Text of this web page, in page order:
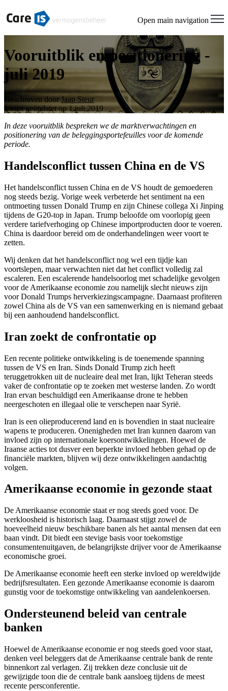
Open main navigation
Vooruitblik en positionering -
juli 2019
Geschreven doorJaap Steur
Laatst geüpdatet op 1 juli 2019
In deze vooruitblik bespreken we de marktverwachtingen en
positionering van de beleggingsportefeuilles voor de komende
periode.
Handelsconflict tussen China en de VS
Het handelsconflict tussen China en de VS houdt de gemoederen
nog steeds bezig. Vorige week verbeterde het sentiment na een
ontmoeting tussen Donald Trump en zijn Chinese collega Xi Jinping
tijdens de G20-top in Japan. Trump beloofde om voorlopig geen
verdere tariefverhoging op Chinese importproducten door te voeren.
China is daardoor bereid om de onderhandelingen weer voort te
zetten.
Wij denken dat het handelsconflict nog wel een tijdje kan
voortslepen, maar verwachten niet dat het conflict volledig zal
escaleren. Een escalerende handelsoorlog met schadelijke gevolgen
voor de Amerikaanse economie zou namelijk slecht nieuws zijn
voor Donald Trumps herverkiezingscampagne. Daarnaast profiteren
zowel China als de VS van een samenwerking en is niemand gebaat
bij een aanhoudend handelsconflict.
Iran zoekt de confrontatie op
Een recente politieke ontwikkeling is de toenemende spanning
tussen de VS en Iran. Sinds Donald Trump zich heeft
teruggetrokken uit de nucleaire deal met Iran, lijkt Teheran steeds
vaker de confrontatie op te zoeken met westerse landen. Zo wordt
Iran ervan beschuldigd een Amerikaanse drone te hebben
neergeschoten en illegaal olie te verschepen naar Syrië.
Iran is een olieproducerend land en is bovendien in staat nucleaire
wapens te produceren. Onenigheden met Iran kunnen daarom van
invloed zijn op internationale koersontwikkelingen. Hoewel de
Iraanse acties tot dusver een beperkte invloed hebben gehad op de
financiële markten, blijven wij deze ontwikkelingen aandachtig
volgen.
Amerikaanse economie in gezonde staat
De Amerikaanse economie staat er nog steeds goed voor. De
werkloosheid is historisch laag. Daarnaast stijgt zowel de
hoeveelheid nieuw beschikbare banen als het aantal mensen dat een
baan vindt. Dit biedt een stevige basis voor toekomstige
consumentenuitgaven, de belangrijkste drijver voor de Amerikaanse
economische groei.
De Amerikaanse economie heeft een sterke invloed op wereldwijde
bedrijfsresultaten. Een gezonde Amerikaanse economie is daarom
gunstig voor de toekomstige ontwikkeling van aandelenkoersen.
Ondersteunend beleid van centrale
banken
Hoewel de Amerikaanse economie er nog steeds goed voor staat,
denken veel beleggers dat de Amerikaanse centrale bank de rente
binnenkort zal verlagen. Zij trekken deze conclusie uit de
gewijzigde toon die de centrale bank aansloeg tijdens de meest
recente persconferentie.